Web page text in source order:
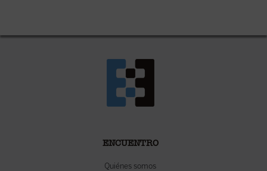
ENCUENTRO
Quiénes somos